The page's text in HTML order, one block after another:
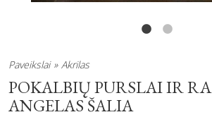
Paveikslai Akrilas
POKALBIŲ PURSLAI IR
ANGELAS ŠALIA